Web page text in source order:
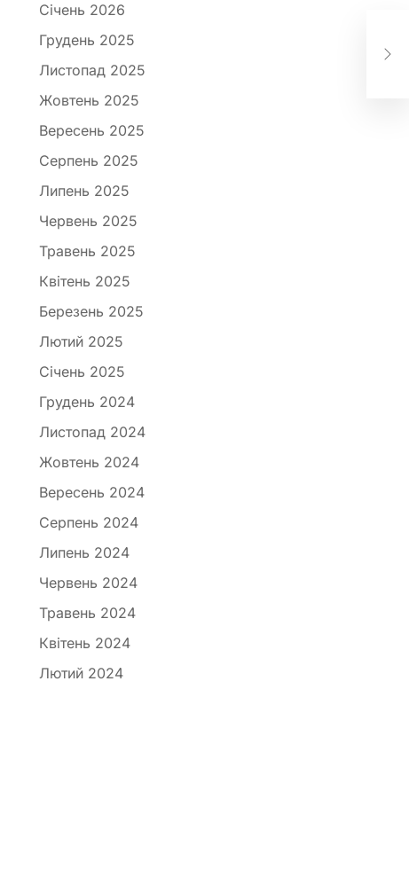
Січень 2026
Грудень 2025
Листопад 2025
Жовтень 2025
Вересень 2025
Серпень 2025
Липень 2025
Червень 2025
Травень 2025
Квітень 2025
Березень 2025
Лютий 2025
Січень 2025
Грудень 2024
Листопад 2024
Жовтень 2024
Вересень 2024
Серпень 2024
Липень 2024
Червень 2024
Травень 2024
Квітень 2024
Лютий 2024